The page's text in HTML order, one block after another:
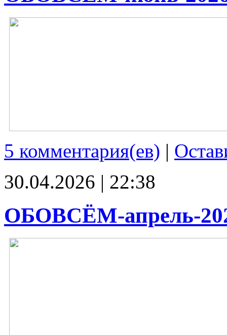
5 комментария(ев) |
30.04.2026 | 22:38
ОБОВСЁМ-апрель-